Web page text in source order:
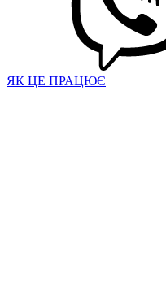
ЯК ЦЕ ПРАЦЮЄ